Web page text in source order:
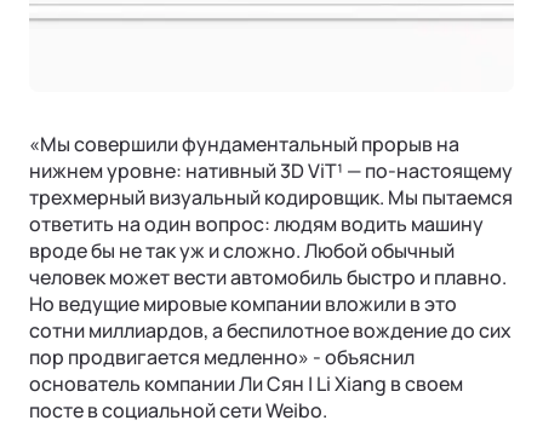
Ли Л7 | Li L7
Универсальный 5-местный кроссовер
ОТ 7 820 000 ₽
Подробнее
ФИНАНСЫ И УСЛУГИ
Страхование
«Мы совершили фундаментальный прорыв на
нижнем уровне: нативный 3D ViT¹ — по-настоящему
трехмерный визуальный кодировщик. Мы пытаемся
ответить на один вопрос: людям водить машину
вроде бы не так уж и сложно. Любой обычный
человек может вести автомобиль быстро и плавно.
Но ведущие мировые компании вложили в это
сотни миллиардов, а беспилотное вождение до сих
пор продвигается медленно» - объяснил
основатель компании Ли Сян | Li Xiang в своем
посте в социальной сети Weibo.